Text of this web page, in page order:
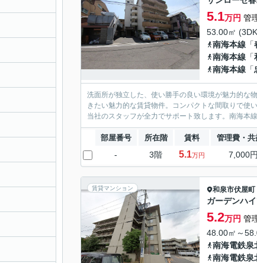
5.1万円 管
53.00㎡
南海本線 「
南海本線 「
南海本線 「
洗面所が独立した、使い勝手の良い環境が魅力的な
きたい魅力的な賃貸物件。コンパクトな間取りで使
部屋番号 所在階 賃料 管理費・共
- 3階 5.1万円 7,000円
賃貸マンション 和泉市伏屋町
ガーデンハ
5.2万円 管
48.00㎡～
南海電鉄泉
南海電鉄泉